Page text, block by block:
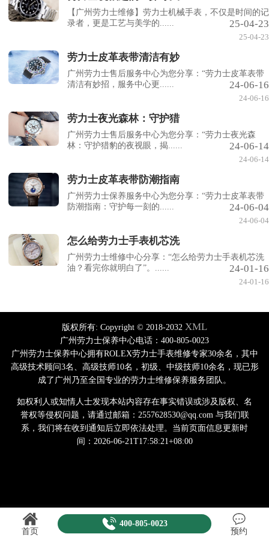
【广州劳力士维修】劳力士机械手表，不仅是时间的记
录者，更是工艺与美学的......
25-04-23
25-04-23
劳力士皮革表带清洁有妙
广州劳力士售后服务中心为您分享：“劳力士皮革表带
清洁有妙招，服务中心更......
24-06-16
24-06-16
劳力士夜光森林：守护猎
广州劳力士售后服务中心为您分享：“劳力士夜光森
林：守护猎豹的夜视眼，揭......
24-06-14
24-06-14
劳力士皮革表带防潮指南
广州劳力士保养服务中心为您分享：“劳力士皮革表带
防潮指南：守护每一刻的......
24-06-04
24-06-04
怎么给劳力士手表机芯洗
广州劳力士维修中心分享：“怎么给劳力士手表机芯洗
油？看完你就明白了”。......
24-01-16
24-01-16
版权所有: Copyright © 2018-2032 XML
广州劳力士保养中心电话：400-805-0023
广州劳力士保养中心拥有ROLEX劳力士手表维修专家30余名，其中
高级技术顾问3名、高级技师10名，初级、中级技师10余名，现已形
成了广州乃至全国专业的劳力士维修保养服务团队。
如权利人或知情人士发现本站内容存在事实错误或涉及版权、名
誉权等侵权问题，请通过邮箱：2557628530@qq.com 与我们联
系，我们将在收到通知后立即依法处理。当前页面信息更新时
间：2026-06-21T17:58:21+08:00
首页
400-805-0023
预约